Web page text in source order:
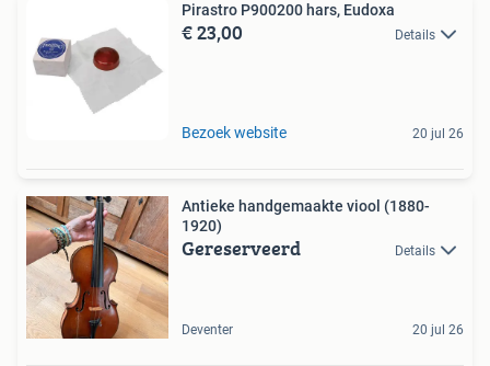
Pirastro P900200 hars, Eudoxa
€ 23,00 Details
Bezoek website 20 jul 26
Antieke handgemaakte viool (1880-
1920)
Gereserveerd Details
Deventer 20 jul 26